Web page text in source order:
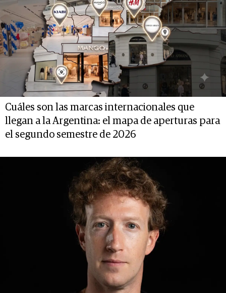
Cuáles son las marcas internacionales que
llegan a la Argentina: el mapa de aperturas para
el segundo semestre de 2026